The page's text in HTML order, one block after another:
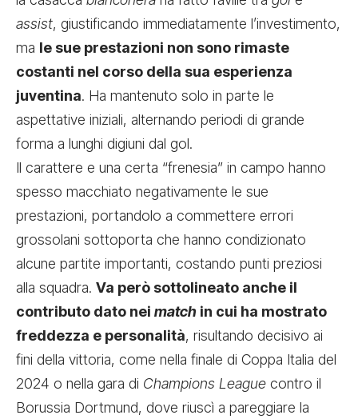
assist, giustificando immediatamente l’investimento,
ma le sue prestazioni non sono rimaste
costanti nel corso della sua esperienza
juventina. Ha mantenuto solo in parte le
aspettative iniziali, alternando periodi di grande
forma a lunghi digiuni dal gol.
Il carattere e una certa “frenesia” in campo hanno
spesso macchiato negativamente le sue
prestazioni, portandolo a commettere errori
grossolani sottoporta che hanno condizionato
alcune partite importanti, costando punti preziosi
alla squadra. Va però sottolineato anche il
contributo dato nei match in cui ha mostrato
freddezza e personalità, risultando decisivo ai
fini della vittoria, come nella finale di Coppa Italia del
2024 o nella gara di Champions League contro il
Borussia Dortmund, dove riuscì a pareggiare la